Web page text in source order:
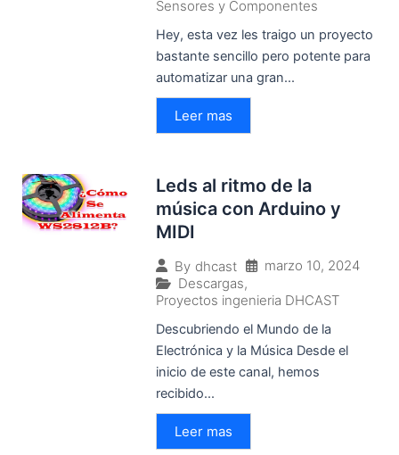
Sensores y Componentes
Hey, esta vez les traigo un proyecto
bastante sencillo pero potente para
automatizar una gran...
Leer mas
Leds al ritmo de la
música con Arduino y
MIDI
By dhcast
marzo 10, 2024
Descargas,
Proyectos ingenieria DHCAST
Descubriendo el Mundo de la
Electrónica y la Música Desde el
inicio de este canal, hemos
recibido...
Leer mas